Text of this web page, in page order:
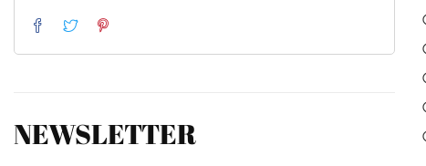
NEWSLETTER